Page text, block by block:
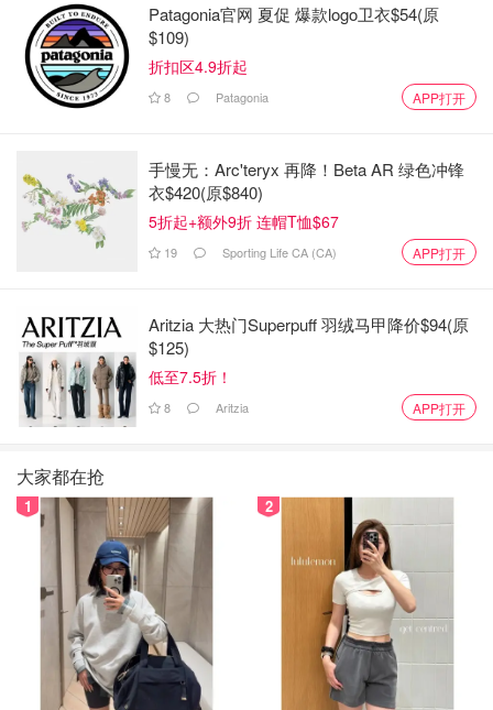
Patagonia官网 夏促 爆款logo卫衣$54(原
$109)
折扣区4.9折起
8 Patagonia APP打开
手慢无：Arc'teryx 再降！Beta AR 绿色冲锋
衣$420(原$840)
5折起+额外9折 连帽T恤$67
19 Sporting Life CA (CA) APP打开
Aritzia 大热门Superpuff 羽绒马甲降价$94(原
$125)
低至7.5折！
8 Aritzia APP打开
大家都在抢
1 2